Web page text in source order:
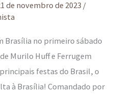
de novembro de 2023 /
Brasília no primeiro sábado
Murilo Huff e Ferrugem
festas do Brasil, o
à Brasília! Comandado por